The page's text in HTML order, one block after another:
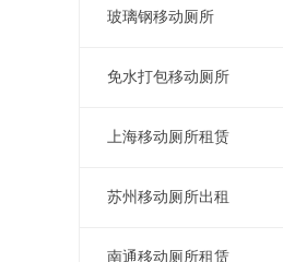
玻璃钢移动厕所
免水打包移动厕所
上海移动厕所租赁
苏州移动厕所出租
南通移动厕所租赁